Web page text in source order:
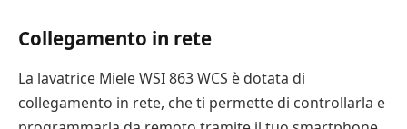
Collegamento in rete
La lavatrice Miele WSI 863 WCS è dotata di
collegamento in rete, che ti permette di controllarla e